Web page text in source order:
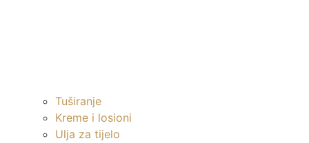
Tuširanje
Kreme i losioni
Ulja za tijelo